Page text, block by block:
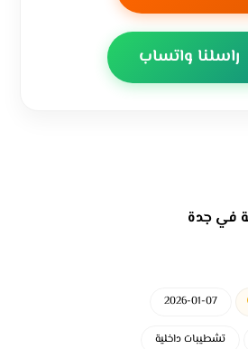
راسلنا واتساب
في جدة
2026-01-07
تشطيبات داخلية